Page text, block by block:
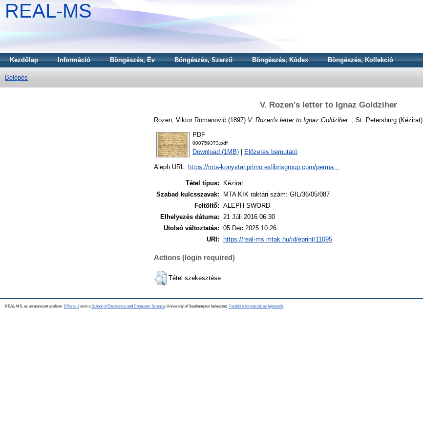
REAL-MS
Kezdőlap Információ Böngészés, Év Böngészés, Szerző Böngészés, Kódex Böngészés, Kollekció
Belépés
V. Rozen's letter to Ignaz Goldziher
Rozen, Viktor Romanovič (1897) V. Rozen's letter to Ignaz Goldziher. , St. Petersburg (Kézirat)
PDF
000759373.pdf
Download (1MB) Előzetes bemutató
Aleph URL: https://mta-konyvtar.primo.exlibrisgroup.com/perma...
Tétel típus:
Kézirat
Szabad kulcsszavak:
MTA KIK raktári szám: GIL/36/05/087
Feltöltő: ALEPH SWORD
Elhelyezés dátuma: 21 Júli 2016 06:30
Utolsó változtatás: 05 Dec 2025 10:26
URI:
https://real-ms.mtak.hu/id/eprint/11095
Actions (login required)
Tétel szekesztése
REAL-MS, az alkalamzott szoftver: EPrints 3amit a School of Electronics and Computer Science , University of Southampton fejlesztett. További információk és fejlesztők